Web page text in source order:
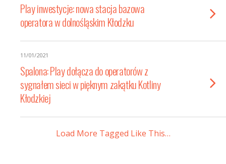
Play inwestycje: nowa stacja bazowa
operatora w dolnośląskim Kłodzku
11/01/2021
Spalona: Play dołącza do operatorów z
sygnałem sieci w pięknym zakątku Kotliny
Kłodzkiej
Load More Tagged Like This…